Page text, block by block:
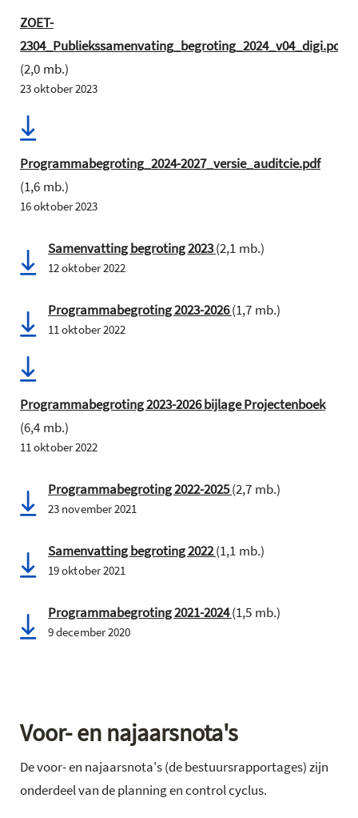
ZOET-
2304_Publiekssamenvating_begroting_2024_v04_digi.pdf
(2,0 mb.)
23 oktober 2023
Programmabegroting_2024-2027_versie_auditcie.pdf
(1,6 mb.)
16 oktober 2023
Samenvatting begroting 2023(2,1 mb.)
12 oktober 2022
Programmabegroting 2023-2026(1,7 mb.)
11 oktober 2022
Programmabegroting 2023-2026 bijlage Projectenboek
(6,4 mb.)
11 oktober 2022
Programmabegroting 2022-2025(2,7 mb.)
23 november 2021
Samenvatting begroting 2022(1,1 mb.)
19 oktober 2021
Programmabegroting 2021-2024(1,5 mb.)
9 december 2020
Voor- en najaarsnota's
De voor- en najaarsnota's (de bestuursrapportages) zijn
onderdeel van de planning en control cyclus.